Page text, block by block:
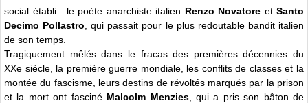
social établi : le poète anarchiste italien Renzo Novatore et Santo
Decimo Pollastro , qui passait pour le plus redoutable bandit italien
de son temps.
Tragiquement mêlés dans le fracas des premières décennies du
XXe siècle, la première guerre mondiale, les conflits de classes et la
montée du fascisme, leurs destins de révoltés marqués par la prison
et la mort ont fasciné Malcolm Menzies, qui a pris son bâton de